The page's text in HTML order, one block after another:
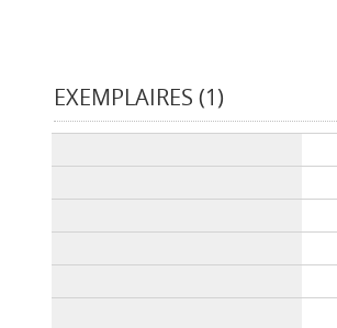
EXEMPLAIRES (1)